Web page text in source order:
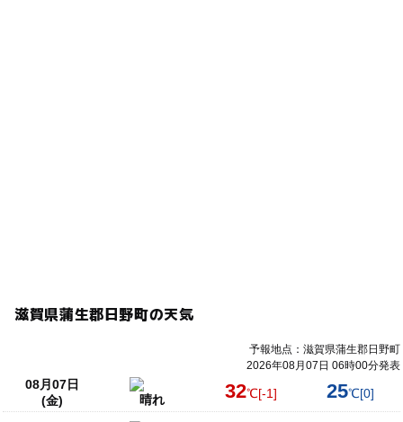
滋賀県蒲生郡日野町の天気
予報地点：滋賀県蒲生郡日野町
2026年08月07日 06時00分発表
08月07日
(金)
晴れ 32℃[-1] 25℃[0]